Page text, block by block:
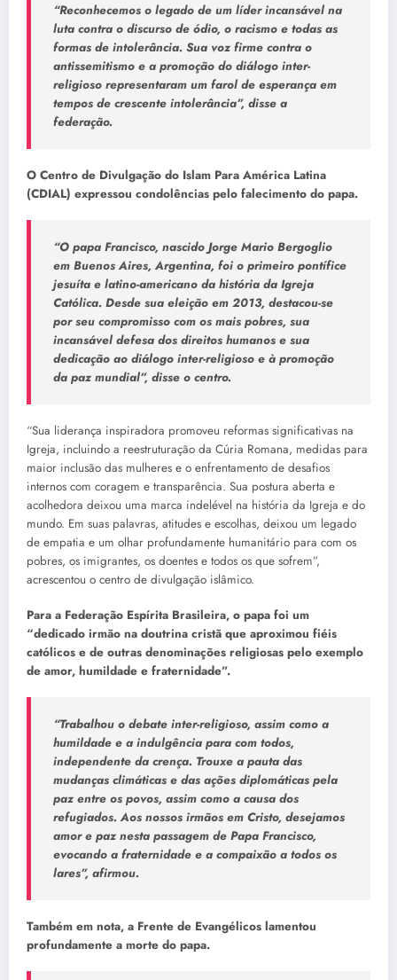
“Reconhecemos o legado de um líder incansável na
luta contra o discurso de ódio, o racismo e todas as
formas de intolerância. Sua voz firme contra o
antissemitismo e a promoção do diálogo inter-
religioso representaram um farol de esperança em
tempos de crescente intolerância”, disse a
federação.
O Centro de Divulgação do Islam Para América Latina
(CDIAL) expressou condolências pelo falecimento do papa.
“O papa Francisco, nascido Jorge Mario Bergoglio
em Buenos Aires, Argentina, foi o primeiro pontífice
jesuíta e latino-americano da história da Igreja
Católica. Desde sua eleição em 2013, destacou-se
por seu compromisso com os mais pobres, sua
incansável defesa dos direitos humanos e sua
dedicação ao diálogo inter-religioso e à promoção
da paz mundial”, disse o centro.
“Sua liderança inspiradora promoveu reformas significativas na
Igreja, incluindo a reestruturação da Cúria Romana, medidas para
maior inclusão das mulheres e o enfrentamento de desafios
internos com coragem e transparência. Sua postura aberta e
acolhedora deixou uma marca indelével na história da Igreja e do
mundo. Em suas palavras, atitudes e escolhas, deixou um legado
de empatia e um olhar profundamente humanitário para com os
pobres, os imigrantes, os doentes e todos os que sofrem”,
acrescentou o centro de divulgação islâmico.
Para a Federação Espírita Brasileira, o papa foi um
“dedicado irmão na doutrina cristã que aproximou fiéis
católicos e de outras denominações religiosas pelo exemplo
de amor, humildade e fraternidade”.
“Trabalhou o debate inter-religioso, assim como a
humildade e a indulgência para com todos,
independente da crença. Trouxe a pauta das
mudanças climáticas e das ações diplomáticas pela
paz entre os povos, assim como a causa dos
refugiados. Aos nossos irmãos em Cristo, desejamos
amor e paz nesta passagem de Papa Francisco,
evocando a fraternidade e a compaixão a todos os
lares”, afirmou.
Também em nota, a Frente de Evangélicos lamentou
profundamente a morte do papa.